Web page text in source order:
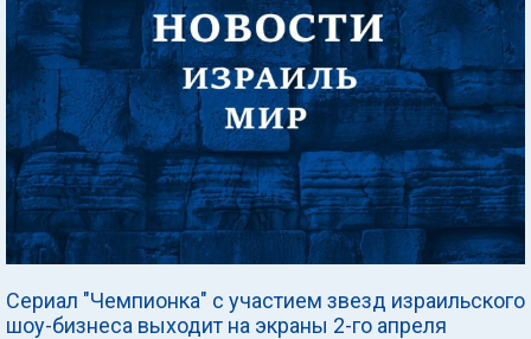
Сериал "Чемпионка" с участием звезд израильского
шоу-бизнеса выходит на экраны 2-го апреля